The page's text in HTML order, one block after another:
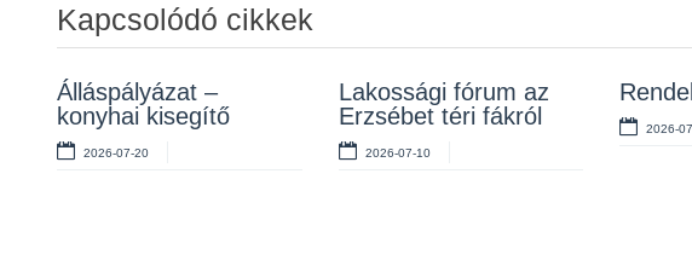
Kapcsolódó cikkek
Igazgatási szünet –
zárva lesz a hivatal
2026-07-20
Álláspályázat –
konyhai kisegítő
2026-07-20
Lakossági fórum az
Erzsébet téri fákról
2026-07-10
2026-